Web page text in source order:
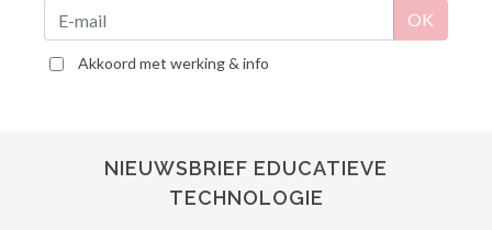
Akkoord met werking & info
NIEUWSBRIEF EDUCATIEVE
TECHNOLOGIE